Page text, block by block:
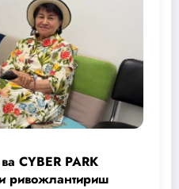
CYBER PARK
ривожлантириш